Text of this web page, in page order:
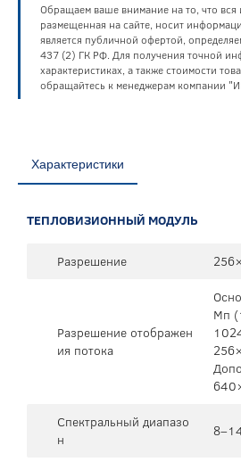
Обращаем ваше внимание на то, что
размещенная на сайте, носит
является публичной офертой,
437 (2) ГК РФ. Для получения точной
характеристиках, а также стоимости
обращайтесь к менеджерам компании
Характеристики
ТЕПЛОВИЗИОННЫЙ МОДУЛЬ
Разрешение
Разрешение отображен
ия потока
Мп
Спектральный диапазо
н